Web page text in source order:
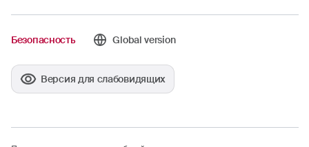
Безопасность Global version
Версия для слабовидящих